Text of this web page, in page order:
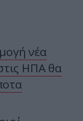
νέα
ΗΠΑ θα